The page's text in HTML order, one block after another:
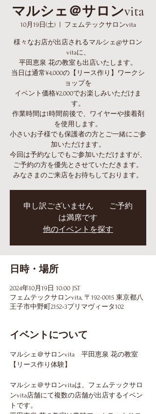
マルシェ＠サロンvita
10月19日(土)
  |
フェムテックサロンvita
様々なお店が出店されるマルシェ@サロン
vitaに、
平田恵泉 花の教室も出店いたします。
当日は通常¥4,000の【リース作り】ワークシ
ョップを
イベント価格¥2,000でお楽しみいただけま
す。
作業時間は1時間前後で、ワイヤーや接着剤
を使用します。
小さいお子様でも保護者の方とご一緒にご参
加いただけます。
今回は予約なしでもご参加いただけますが、
ご予約の方を優先とさせていただきます。
みなさまのご来店をお待ちしております。
申し訳ございません ご予約
は満席です
他のイベントを探す
日時・場所
2024年10月19日 10:00 JST
フェムテックサロンvita, 〒192-0015 東京都八
王子市中野町2152‐3プリマヴィータ102
イベントについて
マルシェ＠サロンvita　平田恵泉 花の教室
【リース作り体験】
マルシェ＠サロンvitaは、フェムテックサロ
ンvita店舗にて複数の店舗が出店するイベン
トです。